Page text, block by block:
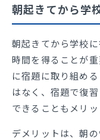
朝起きてから学
朝起きてから学校
時間を得ることが
に宿題に取り組め
はなく、宿題で復
できることもメリッ
デメリットは、朝